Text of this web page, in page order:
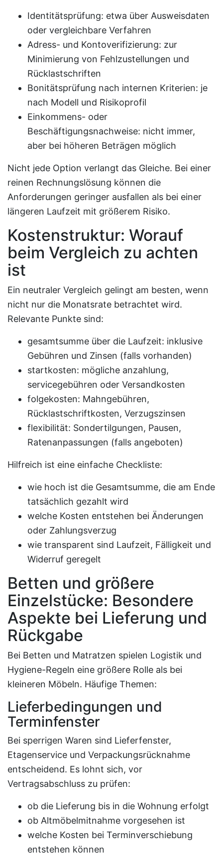
Identitätsprüfung: etwa über Ausweisdaten
oder vergleichbare Verfahren
Adress- und Kontoverifizierung: zur
Minimierung von Fehlzustellungen und
Rücklastschriften
Bonitätsprüfung nach internen Kriterien: je
nach Modell und Risikoprofil
Einkommens- oder
Beschäftigungsnachweise: nicht immer,
aber bei höheren Beträgen möglich
Nicht jede Option verlangt das Gleiche. Bei einer
reinen Rechnungslösung können die
Anforderungen geringer ausfallen als bei einer
längeren Laufzeit mit größerem Risiko.
Kostenstruktur: Worauf
beim Vergleich zu achten
ist
Ein neutraler Vergleich gelingt am besten, wenn
nicht nur die Monatsrate betrachtet wird.
Relevante Punkte sind:
gesamtsumme über die Laufzeit: inklusive
Gebühren und Zinsen (falls vorhanden)
startkosten: mögliche anzahlung,
servicegebühren oder Versandkosten
folgekosten: Mahngebühren,
Rücklastschriftkosten, Verzugszinsen
flexibilität: Sondertilgungen, Pausen,
Ratenanpassungen (falls angeboten)
Hilfreich ist eine einfache Checkliste:
wie hoch ist die Gesamtsumme, die am Ende
tatsächlich gezahlt wird
welche Kosten entstehen bei Änderungen
oder Zahlungsverzug
wie transparent sind Laufzeit, Fälligkeit und
Widerruf geregelt
Betten und größere
Einzelstücke: Besondere
Aspekte bei Lieferung und
Rückgabe
Bei Betten und Matratzen spielen Logistik und
Hygiene-Regeln eine größere Rolle als bei
kleineren Möbeln. Häufige Themen:
Lieferbedingungen und
Terminfenster
Bei sperrigen Waren sind Lieferfenster,
Etagenservice und Verpackungsrücknahme
entscheidend. Es lohnt sich, vor
Vertragsabschluss zu prüfen:
ob die Lieferung bis in die Wohnung erfolgt
ob Altmöbelmitnahme vorgesehen ist
welche Kosten bei Terminverschiebung
entstehen können